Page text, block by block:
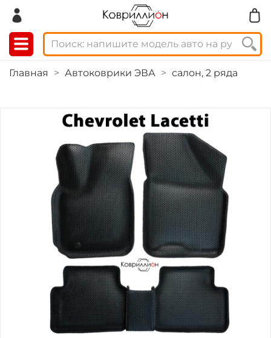
Главная Автоковрики ЭВА салон, 2 ряда